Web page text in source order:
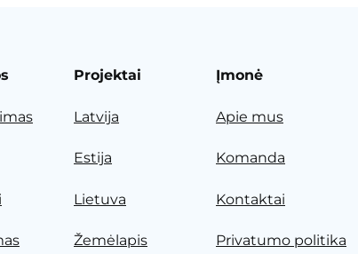
Projektai
Latvija
Estija
Lietuva
Žemėlapis
Įmonė
Apie mus
Komanda
Kontaktai
Privatumo politika